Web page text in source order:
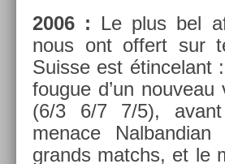
2006 : Le plus bel
nous ont of­fert sur
Suis­se est étin­celant
fougue d’un
(6/3 6/7 7/5), avant
menace
grands matchs, et le